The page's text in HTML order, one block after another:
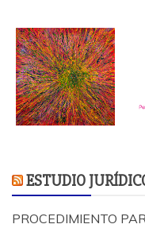
ESTUDIO
PROCEDIMIENTO